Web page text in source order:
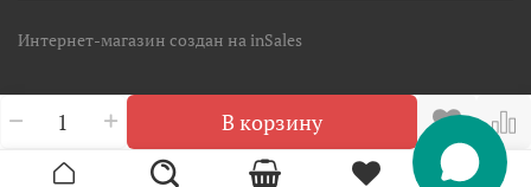
В корзину
Интернет-магазин создан на inSales